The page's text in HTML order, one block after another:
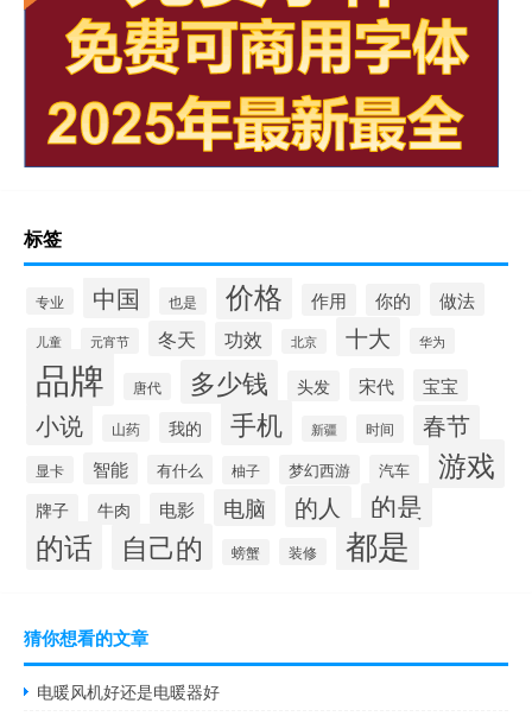
标签
专业 中国 也是 价格 作用 你的 做法
儿童 元宵节 冬天 功效 北京 十大 华为
品牌 唐代 多少钱 头发 宋代 宝宝
小说 山药 我的 手机 新疆 时间 春节
显卡 智能 有什么 柚子 梦幻西游 汽车 游戏
牌子 牛肉 电影 电脑 的人 的是
的话 自己的 螃蟹 装修 都是
猜你想看的文章
电暖风机好还是电暖器好